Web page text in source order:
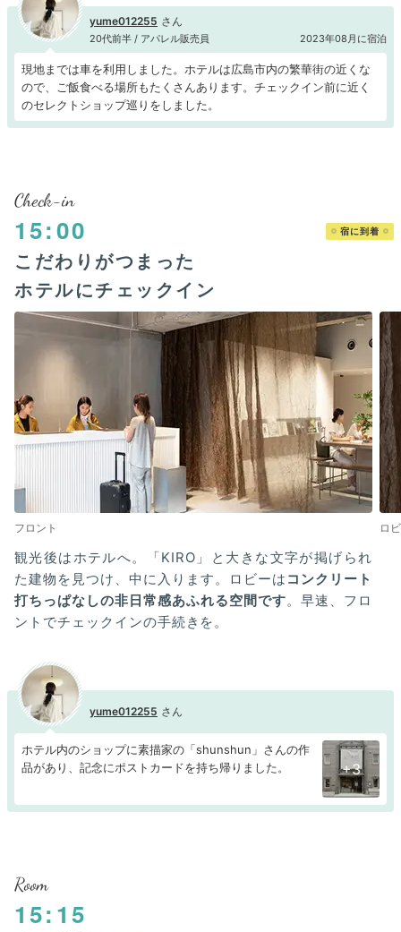
yume012255
20代前半 / アパレル販売員 2023年08月に宿泊
現地までは車を利用しました。ホテルは広島市内の繁華街の近くな
ので、ご飯食べる場所もたくさんあります。チェックイン前に近く
のセレクトショップ巡りをしました。
Check-in
15:00 宿に到着
こだわりがつまった
ホテルにチェックイン
フロント ロ
観光後はホテルへ。「KIRO」と大きな文字が掲げられ
た建物を見つけ、中に入ります。ロビーは コンクリート
打ちっぱなしの非日常感あふれる空間です。早速、フロ
ントでチェックインの手続きを。
yume012255
ホテル内のショップに素描家の「shunshun」さんの作
品があり、記念にポストカードを持ち帰りました。
+3
Room
15:15